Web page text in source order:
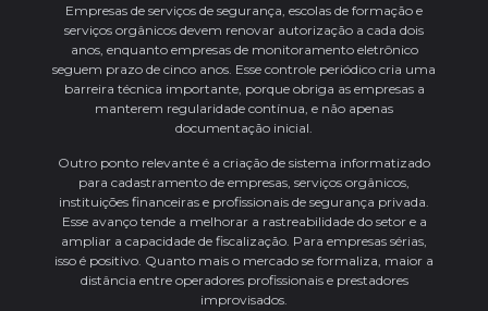
Empresas de serviços de segurança, escolas de formação e
serviços orgânicos devem renovar autorização a cada dois
anos, enquanto empresas de monitoramento eletrônico
seguem prazo de cinco anos. Esse controle periódico cria uma
barreira técnica importante, porque obriga as empresas a
manterem regularidade contínua, e não apenas
documentação inicial.
Outro ponto relevante é a criação de sistema informatizado
para cadastramento de empresas, serviços orgânicos,
instituições financeiras e profissionais de segurança privada.
Esse avanço tende a melhorar a rastreabilidade do setor e a
ampliar a capacidade de fiscalização. Para empresas sérias,
isso é positivo. Quanto mais o mercado se formaliza, maior a
distância entre operadores profissionais e prestadores
improvisados.